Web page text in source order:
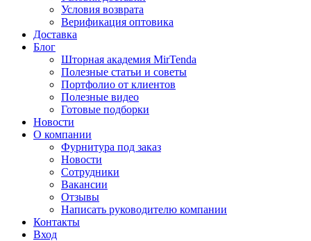
Условия возврата
Верификация оптовика
Доставка
Блог
Шторная академия MirTenda
Полезные статьи и советы
Портфолио от клиентов
Полезные видео
Готовые подборки
Новости
О компании
Фурнитура под заказ
Новости
Сотрудники
Вакансии
Отзывы
Написать руководителю компании
Контакты
Вход